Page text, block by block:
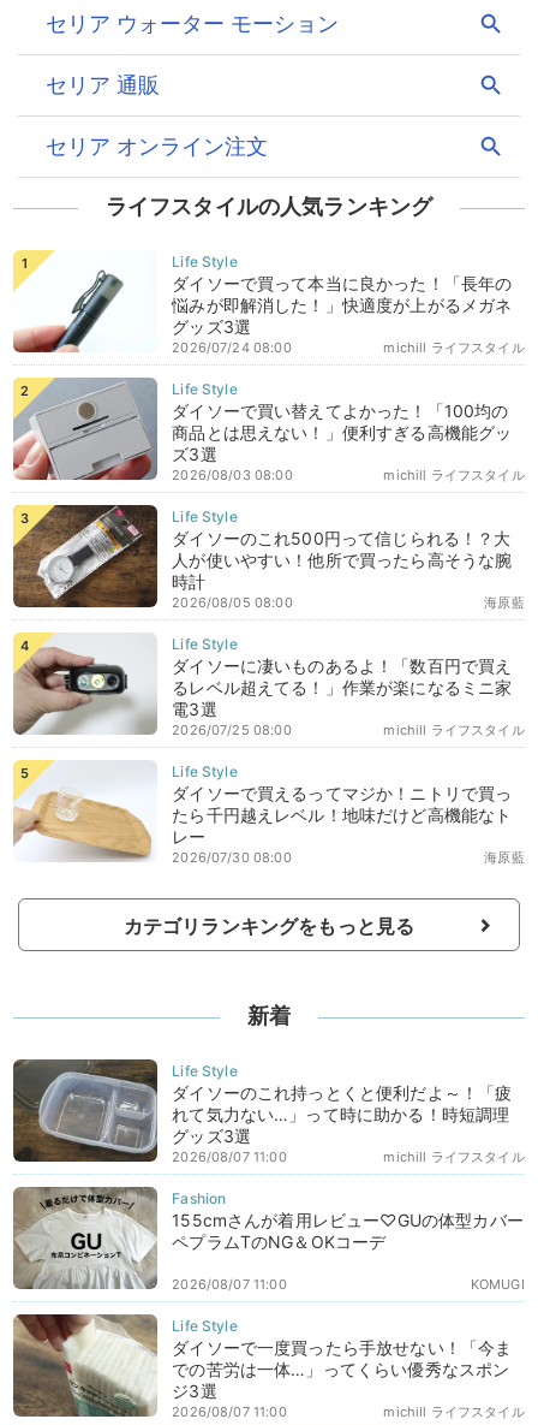
ライフスタイルの人気ランキング
ダイソーで買って本当に良かった！「長年の
悩みが即解消した！」快適度が上がるメガネ
グッズ3選
michill ライフスタイル
2026/07/24 08:00
ダイソーで買い替えてよかった！「100均の
商品とは思えない！」便利すぎる高機能グッ
ズ3選
michill ライフスタイル
2026/08/03 08:00
ダイソーのこれ500円って信じられる！？大
人が使いやすい！他所で買ったら高そうな腕
時計
海原藍
2026/08/05 08:00
ダイソーに凄いものあるよ！「数百円で買え
るレベル超えてる！」作業が楽になるミニ家
電3選
michill ライフスタイル
2026/07/25 08:00
ダイソーで買えるってマジか！ニトリで買っ
たら千円越えレベル！地味だけど高機能なト
レー
海原藍
2026/07/30 08:00
カテゴリランキングをもっと見る
新着
ダイソーのこれ持っとくと便利だよ～！「疲
れて気力ない…」って時に助かる！時短調理
グッズ3選
michill ライフスタイル
2026/08/07 11:00
155cmさんが着用レビュー♡GUの体型カバー
ペプラムTのNG＆OKコーデ
KOMUGI
2026/08/07 11:00
ダイソーで一度買ったら手放せない！「今ま
での苦労は一体…」ってくらい優秀なスポン
ジ3選
michill ライフスタイル
2026/08/07 11:00